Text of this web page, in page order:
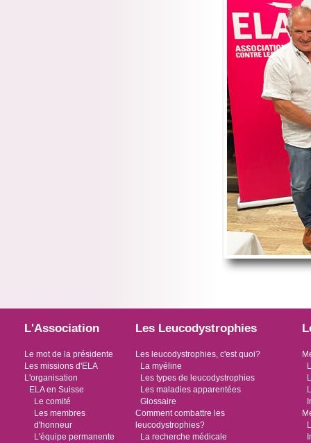
L'Association
Le mot de la présidente
Les missions d'ELA
L'organisation
ELA en Suisse
Le comité
Les membres
d'honneur
L'équipe permanente
Les Leucodystrophies
Les leucodystrophies, c'est quoi?
La myéline
Les types de leucodystrophies
Les maladies apparentées
Glossaire
Comment combattre les
leucodystrophies?
La recherche médicale